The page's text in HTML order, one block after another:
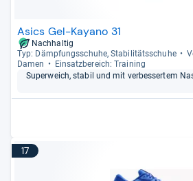
Asics Gel-Kayano 31
Nachhaltig
Typ: Dämp­fungs­schuhe, Sta­bi­li­täts­schuhe
Damen
Ein­satz­be­reich: Trai­ning
Super­weich, sta­bil und mit ver­bes­ser­tem
17